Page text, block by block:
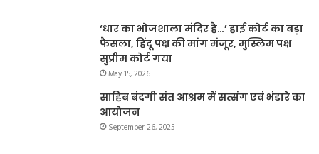
‘धार का भोजशाला मंदिर है…’ हाई कोर्ट का बड़ा
फैसला, हिंदू पक्ष की मांग मंजूर, मुस्लिम पक्ष
सुप्रीम कोर्ट गया
May 15, 2026
साहिब बंदगी संत आश्रम में सत्संग एवं भंडारे का
आयोजन
September 26, 2025